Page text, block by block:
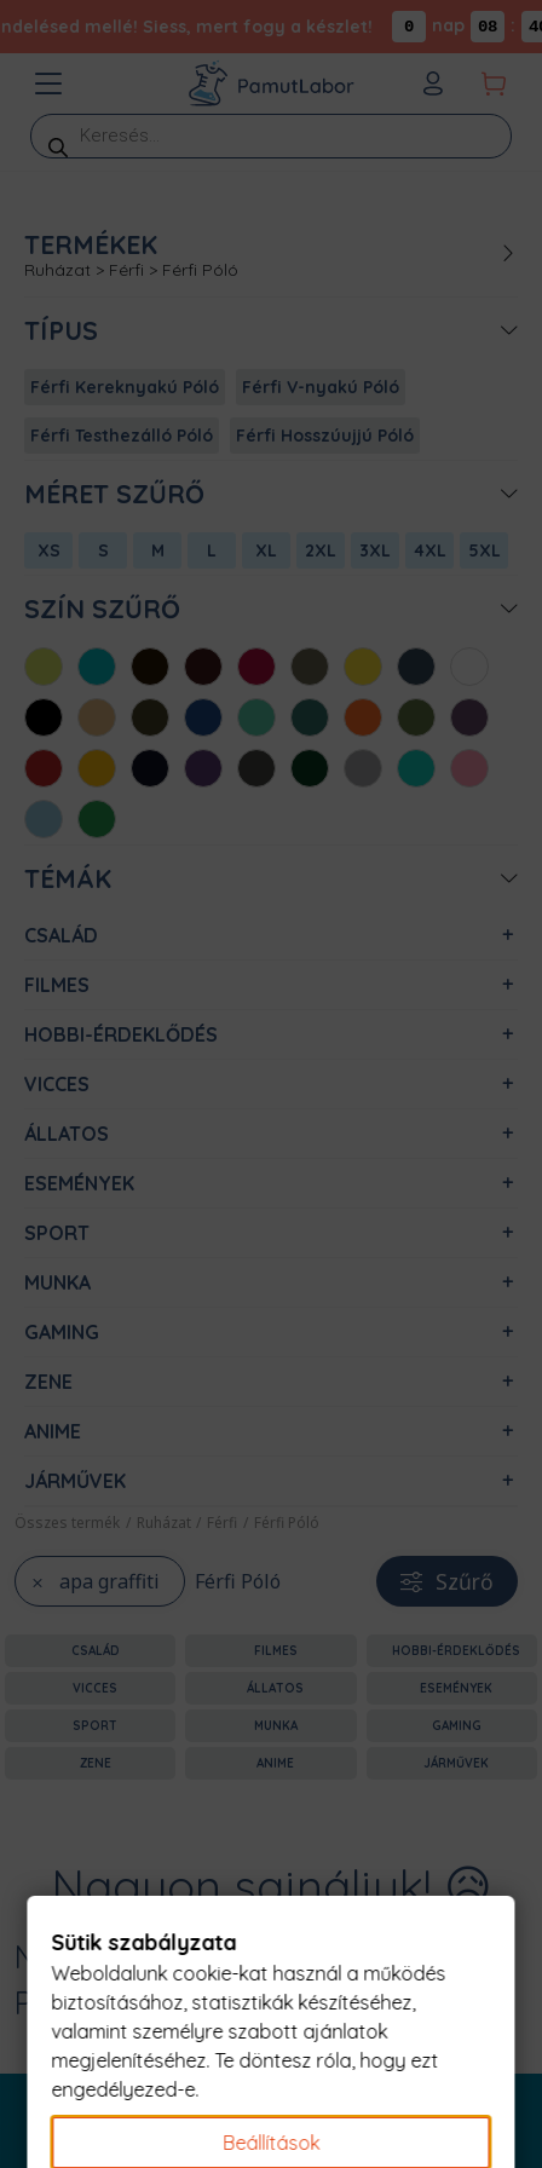
mellé! Siess, mert fogy a készlet! nap 08 40
Products
search
TERMÉKEK
Ruházat > Férfi > Férfi Póló
TÍPUS
Férfi Kereknyakú Póló Férfi V-nyakú Póló
Férfi Testhezálló Póló Férfi Hosszúujjú Póló
MÉRET SZŰRŐ
XS S M L XL 2XL 3XL 4XL 5XL
SZÍN SZŰRŐ
AlmazöldAtollkékBarnaBordóChili Cink Citromsárga
Denim
FeketeHomokKhaki KirálykékMentaMéregzöld
NarancsOliva Padlizsán
Piros SárgaSötétkékSötétlilaSötétszürke
SötétzöldSportszürke
Türkiz
Világos
rózsaszín
Világoskék
Zöld
TÉMÁK
CSALÁD
FILMES
HOBBI-ÉRDEKLŐDÉS
VICCES
ÁLLATOS
ESEMÉNYEK
SPORT
MUNKA
GAMING
ZENE
ANIME
JÁRMŰVEK
Összes termék / Ruházat / Férfi / Férfi Póló
apa graffiti Férfi Póló Szűrő
CSALÁD FILMES HOBBI-ÉRDEKLŐDÉS
VICCES ÁLLATOS ESEMÉNYEK
SPORT MUNKA GAMING
ZENE ANIME JÁRMŰVEK
Nagyon sajnáljuk! 😥
Nincs találat erre: "apa graffiti Férfi
Póló"
Sütik szabályzata
Weboldalunk cookie-kat használ a működés
biztosításához, statisztikák készítéséhez,
valamint személyre szabott ajánlatok
megjelenítéséhez. Te döntesz róla, hogy ezt
engedélyezed-e.
Beállítások